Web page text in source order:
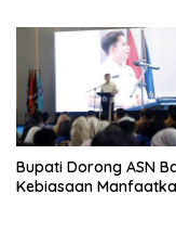
Bupati Dorong ASN
Kebiasaan